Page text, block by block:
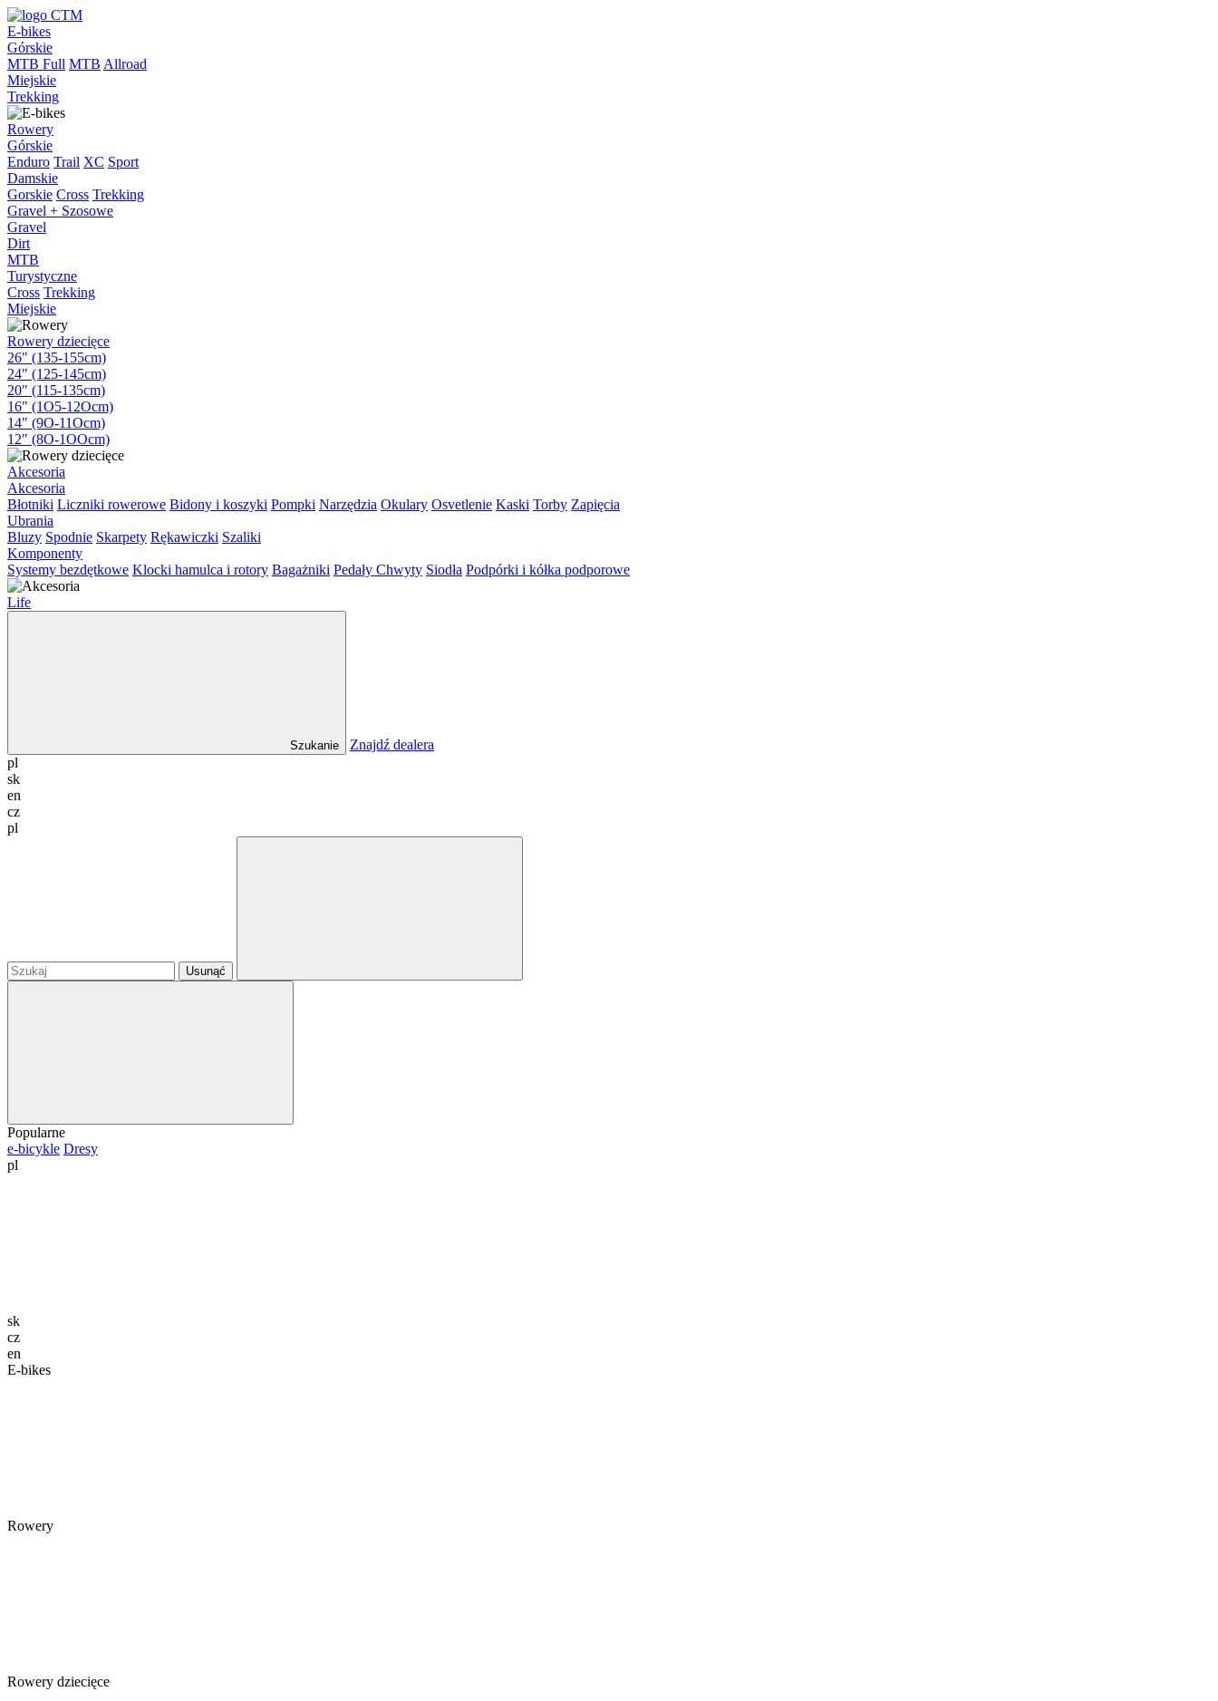
E-bikes
Górskie
MTB Full MTB Allroad
Miejskie
Trekking
Rowery
Górskie
Enduro Trail XC Sport
Damskie
Gorskie Cross Trekking
Gravel + Szosowe
Gravel
Dirt
MTB
Turystyczne
Cross Trekking
Miejskie
Rowery dziecięce
26" (135-155cm)
24" (125-145cm)
20" (115-135cm)
16" (1O5-12Ocm)
14" (9O-11Ocm)
12" (8O-1OOcm)
Akcesoria
Akcesoria
Błotniki Liczniki rowerowe Bidony i koszyki Pompki Narzędzia Okulary Osvetlenie Kaski Torby Zapięcia
Ubrania
Bluzy Spodnie Skarpety Rękawiczki Szaliki
Komponenty
Systemy bezdętkowe Klocki hamulca i rotory Bagażniki Pedały Chwyty Siodła Podpórki i kółka podporowe
Life
Szukanie
Znajdź dealera
pl
sk
en
cz
pl
Usunąć
Popularne
e-bicykle Dresy
pl
sk
cz
en
E-bikes
Rowery
Rowery dziecięce